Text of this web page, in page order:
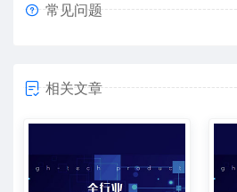
常见问题
相关文章